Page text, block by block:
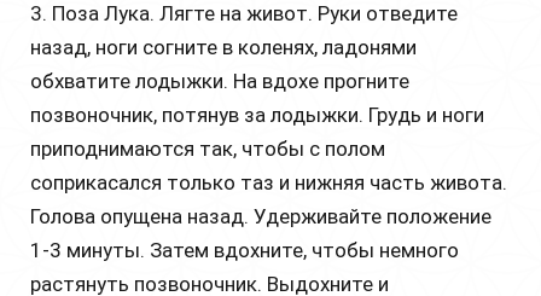
3. Поза Лука. Лягте на живот. Руки отведите
назад, ноги согните в коленях, ладонями
обхватите лодыжки. На вдохе прогните
позвоночник, потянув за лодыжки. Грудь и ноги
приподнимаются так, чтобы с полом
соприкасался только таз и нижняя часть живота.
Голова опущена назад. Удерживайте положение
1-3 минуты. Затем вдохните, чтобы немного
растянуть позвоночник. Выдохните и